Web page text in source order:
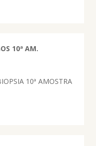
10ª AM.
10ª AMOSTRA